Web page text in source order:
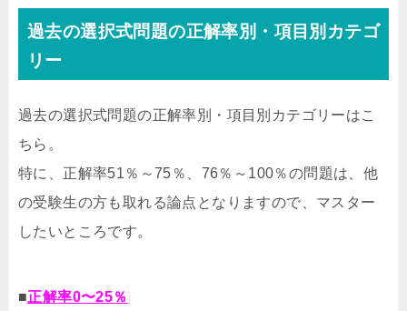
過去の選択式問題の正解率別・項目別カテゴ
リー
過去の選択式問題の正解率別・項目別カテゴリーはこ
ちら。
特に、正解率51％～75％、76％～100％の問題は、他
の受験生の方も取れる論点となりますので、マスター
したいところです。
■正解率0〜25％